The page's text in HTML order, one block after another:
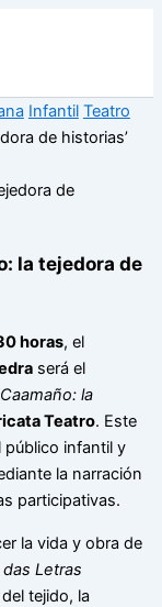
Infantil Teatro
de historias’
la tejedora de
horas, el
será el
la
Teatro. Este
público infantil y
la narración
participativas.
la vida y obra de
das Letras
tejido, la